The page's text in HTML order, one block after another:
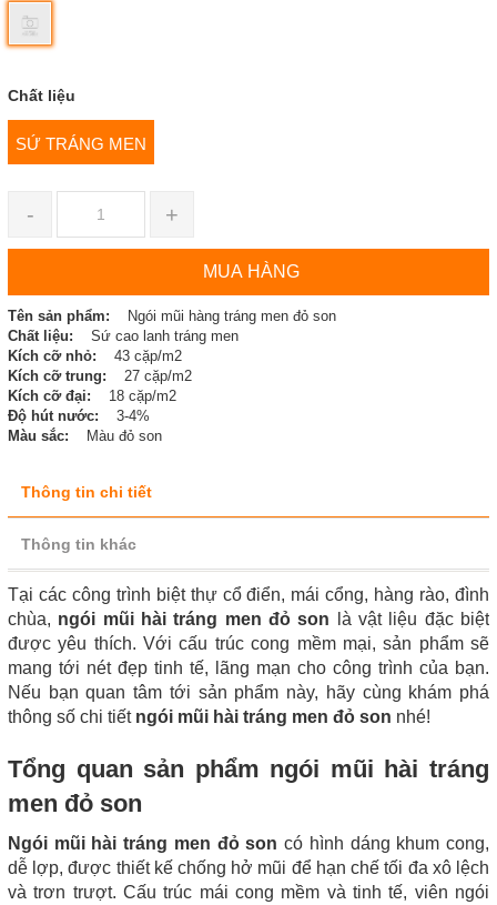
Chất liệu
SỨ TRÁNG MEN
- +
MUA HÀNG
Tên sản phẩm:
Ngói mũi hàng tráng men đỏ son
Chất liệu: Sứ cao lanh tráng men
Kích cỡ nhỏ: 43 cặp/m2
Kích cỡ trung:
27 cặp/m2
Kích cỡ đại:
18 cặp/m2
Độ hút nước:
3-4%
Màu sắc:
Màu đỏ son
Thông tin chi tiết
Thông tin khác
Tại các công trình biệt thự cổ điển, mái cổng, hàng rào, đình
chùa, ngói mũi hài tráng men đỏ son là vật liệu đặc biệt
được yêu thích. Với cấu trúc cong mềm mại, sản phẩm sẽ
mang tới nét đẹp tinh tế, lãng mạn cho công trình của bạn.
Nếu bạn quan tâm tới sản phẩm này, hãy cùng khám phá
thông số chi tiết ngói mũi hài tráng men đỏ son nhé!
Tổng quan sản phẩm ngói mũi hài tráng
men đỏ son
Ngói mũi hài tráng men đỏ son có hình dáng khum cong,
dễ lợp, được thiết kế chống hở mũi để hạn chế tối đa xô lệch
và trơn trượt. Cấu trúc mái cong mềm và tinh tế, viên ngói